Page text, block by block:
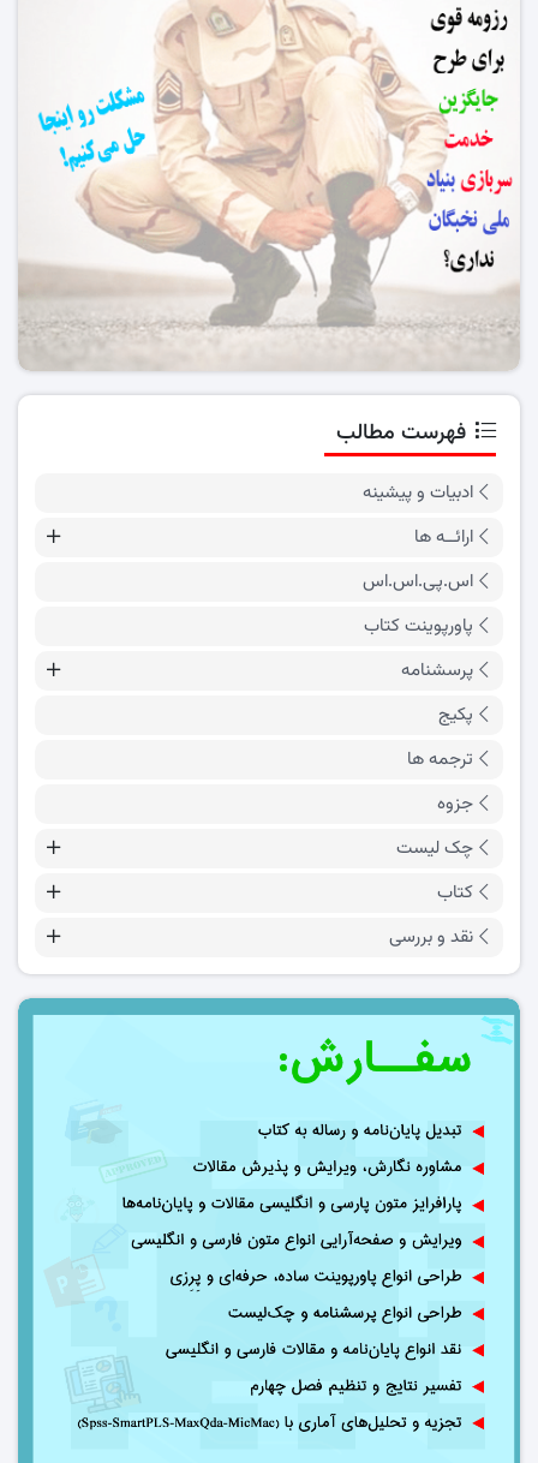
فهرست مطالب
ادبیات و پیشینه
ارائــه ها
اس.پی.اس.اس
پاورپوینت کتاب
پرسشنامه
پکیج
ترجمه ها
جزوه
چک لیست
کتاب
نقد و بررسی